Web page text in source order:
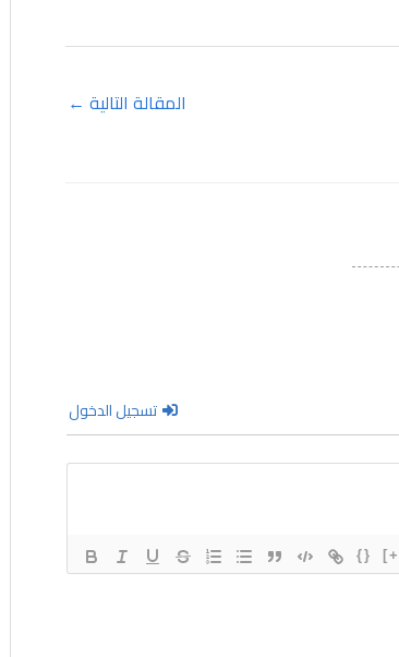
المقالة التالية ←
تسجيل الدخول
{}